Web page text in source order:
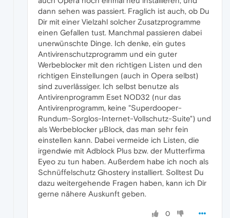
dann sehen was passiert. Fraglich ist auch, ob Du
Dir mit einer Vielzahl solcher Zusatzprogramme
einen Gefallen tust. Manchmal passieren dabei
unerwünschte Dinge. Ich denke, ein gutes
Antivirenschutzprogramm und ein guter
Werbeblocker mit den richtigen Listen und den
richtigen Einstellungen (auch in Opera selbst)
sind zuverlässiger. Ich selbst benutze als
Antivirenprogramm Eset NOD32 (nur das
Antivirenprogramm, keine "Superdooper-
Rundum-Sorglos-Internet-Vollschutz-Suite") und
als Werbeblocker µBlock, das man sehr fein
einstellen kann. Dabei vermeide ich Listen, die
irgendwie mit Adblock Plus bzw. der Mutterfirma
Eyeo zu tun haben. Außerdem habe ich noch als
Schnüffelschutz Ghostery installiert. Solltest Du
dazu weitergehende Fragen haben, kann ich Dir
gerne nähere Auskunft geben.
0